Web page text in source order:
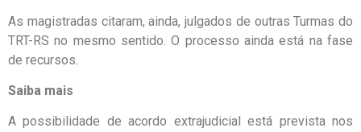
As magistradas citaram, ainda, julgados de outras Turmas do
TRT-RS no mesmo sentido. O processo ainda está na fase
de recursos.
Saiba mais
A possibilidade de acordo extrajudicial está prevista nos